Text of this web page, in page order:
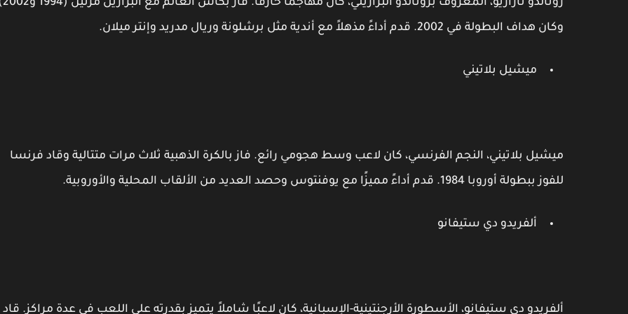
رونالدو نازاريو، المعروف برونالدو
وكان هداف البطولة في 2002. قدم أداءً مذهلاً مع أندية مثل برشلونة وريال مدريد وإنتر ميلان.
ميشيل بلاتيني
ميشيل بلاتيني، النجم الفرنسي، كان لاعب وسط هجومي رائع. فاز بالكرة الذهبية ثلاث مرات متتالية وقاد فرنسا
للفوز ببطولة أوروبا 1984. قدم أداءً مميزًا مع يوفنتوس وحصد العديد من الألقاب المحلية والأوروبية.
ألفريدو دي ستيفانو
ألفريدو دي ستيفانو، الأسطورة الأرجنتينية-الإسبانية، كان لاعبًا شاملاً يتميز بقدرته على اللعب في عدة مراكز. قاد